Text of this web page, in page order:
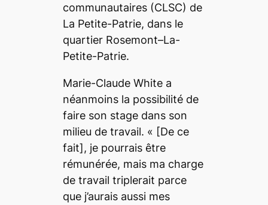
communautaires (CLSC) de
La Petite-Patrie, dans le
quartier Rosemont–La-
Petite-Patrie.
Marie-Claude White a
néanmoins la possibilité de
faire son stage dans son
milieu de travail. « [De ce
fait], je pourrais être
rémunérée, mais ma charge
de travail triplerait parce
que j’aurais aussi mes